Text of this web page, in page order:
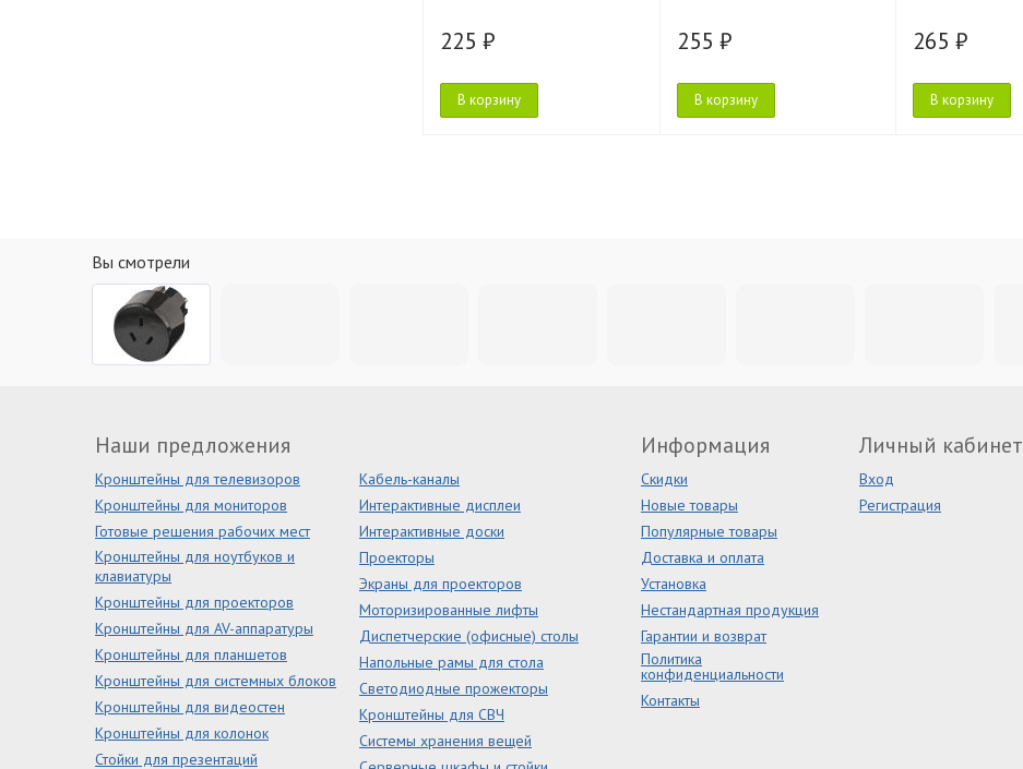
225 ₽
В корзину
255 ₽
В корзину
265 ₽
В корзину
Вы смотрели
Наши предложения
Кронштейны для телевизоров
Кронштейны для мониторов
Готовые решения рабочих мест
Кронштейны для ноутбуков и
клавиатуры
Кронштейны для проекторов
Кронштейны для AV-аппаратуры
Кронштейны для планшетов
Кронштейны для системных блоков
Кронштейны для видеостен
Кронштейны для колонок
Стойки для презентаций
Кабель-каналы
Интерактивные дисплеи
Интерактивные доски
Проекторы
Экраны для проекторов
Моторизированные лифты
Диспетчерские (офисные) столы
Напольные рамы для стола
Светодиодные прожекторы
Кронштейны для СВЧ
Системы хранения вещей
Информация
Скидки
Новые товары
Популярные товары
Доставка и оплата
Установка
Нестандартная продукция
Гарантии и возврат
Политика
конфиденциальности
Контакты
Личный кабинет
Вход
Регистрация